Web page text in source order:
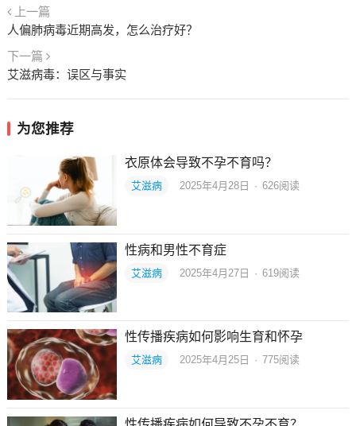
上一篇
人偏肺病毒近期高发，怎么治疗好？
下一篇
艾滋病毒：误区与事实
为您推荐
衣原体会导致不孕不育吗？
艾滋病 2025年4月28日 · 626阅读
性病和男性不育症
艾滋病 2025年4月27日 · 619阅读
性传播疾病如何影响生育和怀孕
艾滋病 2025年4月25日 · 775阅读